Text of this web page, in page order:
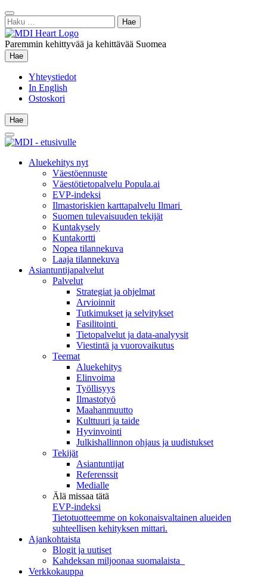
Siirry
sisältöön
Sulje
hae
Haku:
Paremmin kehittyvää ja kehittävää Suomea
Hae
Hae
Yhteystiedot
In English
Ostoskori
Hae
Hae
Main
Menu
Aluekehitys nyt
Väestöennuste
Väestötietopalvelu Popula.ai
EVP-indeksi
Ilmastoriskien karttapalvelu Ilmari
Suomen tulevaisuuden tekijät
Kuntakysely
Kuntakortti
Nopea tilannekuva
Laaja tilannekuva
Asiantuntijapalvelut
Palvelut
Strategiat ja ohjelmat
Arvioinnit
Tutkimukset ja selvitykset
Fasilitointi
Tietopalvelut ja data-analyysit
Viestintä ja vuorovaikutus
Teemat
Aluekehitys
Elinvoima
Työllisyys
Ilmastotyö
Maahanmuutto
Kulttuuri ja taide
Hyvinvointi
Julkishallinnon ohjaus ja uudistukset
Tekijät
Asiantuntijat
Referenssit
Medialle
Älä missaa tätä
EVP-indeksi
Tietotuotteemme on kokonaisvaltainen alueiden
suhteellisen kehityksen mittari.
Ajankohtaista
Blogit ja uutiset
Kahdeksan miljoonaa suomalaista
Verkkokauppa